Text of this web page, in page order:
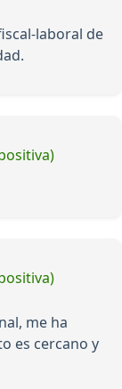
laboral de
me ha
es cercano y